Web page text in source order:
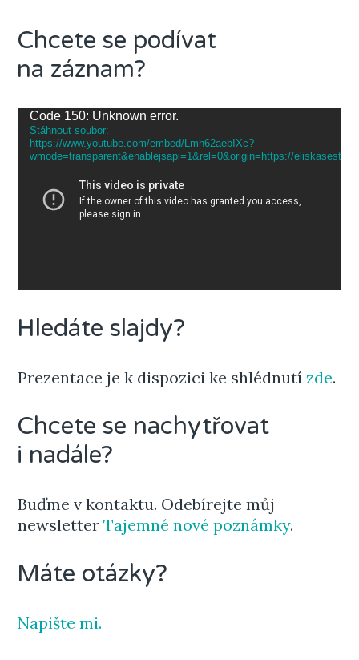
Chcete se podívat
na záznam?
Video
přehrávač
Code 150: Unknown error.
Stáhnout soubor:
https://www.youtube.com/embed/Lmh62aebIXc?
wmode=transparent&enablejsapi=1&rel=0&origin=https://
Hledáte slajdy?
Prezentace je k dispozici ke shlédnutí zde.
Chcete se nachytřovat
i nadále?
Buďme v kontaktu. Odebírejte můj
newsletterTajemné nové poznámky.
Máte otázky?
Napište mi.